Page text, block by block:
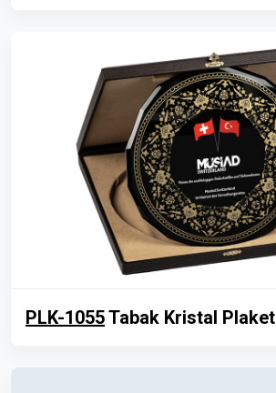
PLK-1055Tabak Kristal Plaket